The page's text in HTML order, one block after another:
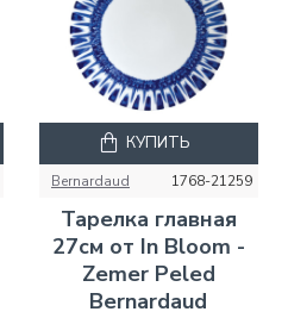
Bernardaud 1768-21259
Тарелка главная
27см от In Bloom -
Zemer Peled
Bernardaud
КУПИТЬ